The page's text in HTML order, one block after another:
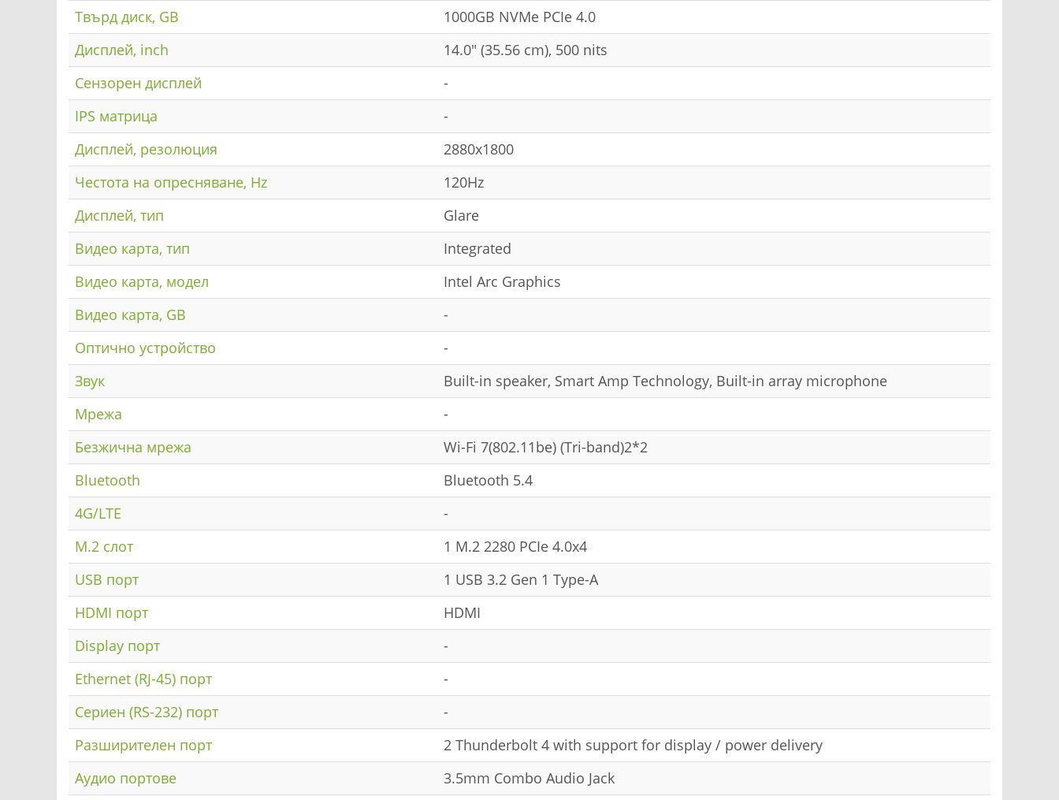
Твърд диск, GB
1000GB NVMe PCIe 4.0
Дисплей, inch
14.0" (35.56 cm), 500 nits
Сензорен дисплей
-
IPS матрица
-
Дисплей, резолюция
2880x1800
Честота на опресняване, Hz
120Hz
Дисплей, тип
Glare
Видео карта, тип
Integrated
Видео карта, модел
Intel Arc Graphics
Видео карта, GB
-
Оптично устройство
-
Звук
Built-in speaker, Smart Amp Technology, Built-in array microphone
Мрежа
-
Безжична мрежа
Wi-Fi 7(802.11be) (Tri-band)2*2
Bluetooth
Bluetooth 5.4
4G/LTE
-
M.2 слот
1 M.2 2280 PCIe 4.0x4
USB порт
1 USB 3.2 Gen 1 Type-A
HDMI порт
HDMI
Display порт
-
Ethernet (RJ-45) порт
-
Сериен (RS-232) порт
-
Разширителен порт
2 Thunderbolt 4 with support for display / power delivery
Аудио портове
3.5mm Combo Audio Jack